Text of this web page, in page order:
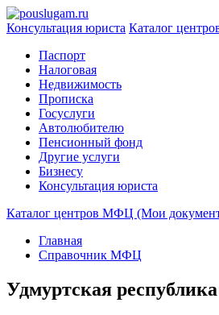
Консультация юриста Каталог
Паспорт
Налоговая
Недвижимость
Прописка
Госуслуги
Автолюбителю
Пенсионный фонд
Другие услуги
Бизнесу
Консультация юриста
Каталог центров МФЦ (Мои
Главная
Справочник МФЦ
Удмуртская республика